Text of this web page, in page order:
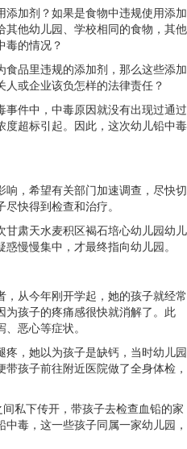
加剂？如果是食物中违规使用添加
他幼儿园、学校相同的食物，其他
毒的情况？
品里违规的添加剂，那么这些添加
或企业该负怎样的法律责任？
件中，中毒原因就没有出现过通过
超标引起。因此，这次幼儿铅中毒
，希望有关部门加速调查，尽快切
快得到检查和治疗。
肃天水麦积区褐石培心幼儿园幼儿
慢慢集中，才最终指向幼儿园。
从今年刚开学起，她的孩子就经常
孩子的疼痛感很快就消解了。此
恶心等症状。
，她以为孩子是缺钙，当时幼儿园
孩子前往附近医院做了全身体检，
私下传开，带孩子去检查血铅的家
毒，这一些孩子同属一家幼儿园，